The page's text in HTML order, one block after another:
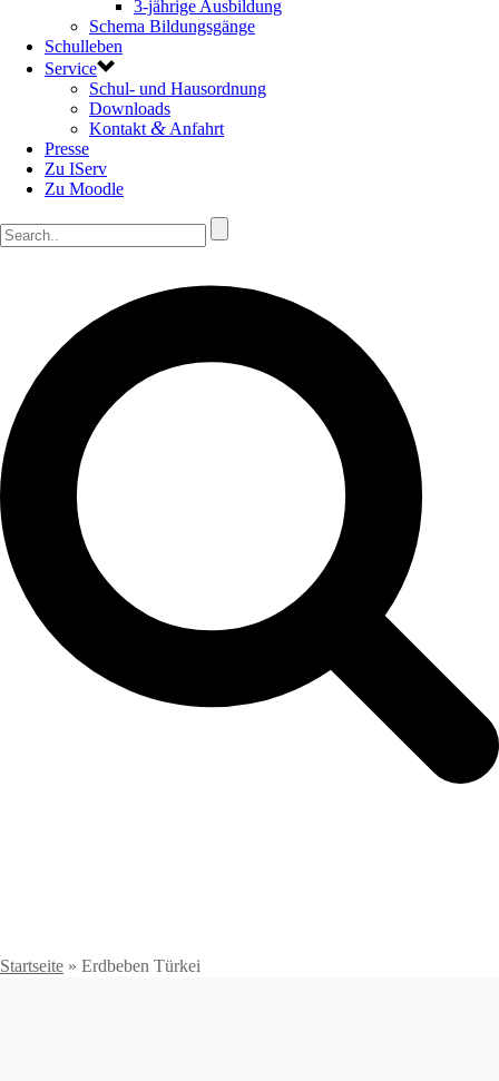
3-jährige Ausbildung
Schema Bildungsgänge
Schulleben
Service
Schul- und Hausordnung
Downloads
Kontakt & Anfahrt
Presse
Zu IServ
Zu Moodle
Startseite » Erdbeben Türkei